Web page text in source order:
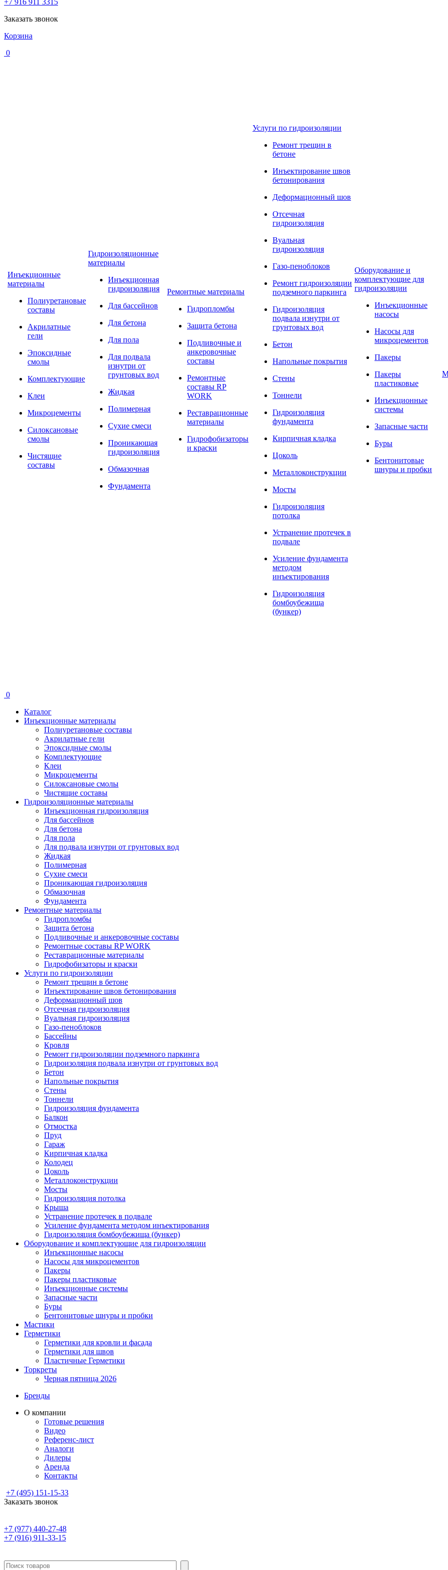
+7 916 911 3315
Заказать звонок
Корзина
0
Инъекционные
материалы
Полиуретановые
составы
Акрилатные
гели
Эпоксидные
смолы
Комплектующие
Клеи
Микроцементы
Силоксановые
смолы
Чистящие
составы
Гидроизоляционные
материалы
Инъекционная
гидроизоляция
Для бассейнов
Для бетона
Для пола
Для подвала
изнутри от
грунтовых вод
Жидкая
Полимерная
Сухие смеси
Проникающая
гидроизоляция
Обмазочная
Фундамента
Ремонтные материалы
Гидропломбы
Защита бетона
Подливочные и
анкеровочные
составы
Ремонтные
составы RP
WORK
Реставрационные
материалы
Гидрофобизаторы
и краски
Услуги по гидроизоляции
Ремонт трещин в
бетоне
Инъектирование швов
бетонирования
Деформационный шов
Отсечная
гидроизоляция
Вуальная
гидроизоляция
Газо-пеноблоков
Ремонт гидроизоляции
подземного паркинга
Гидроизоляция
подвала изнутри от
грунтовых вод
Бетон
Напольные покрытия
Стены
Тоннели
Гидроизоляция
фундамента
Кирпичная кладка
Цоколь
Металлоконструкции
Мосты
Гидроизоляция
потолка
Устранение протечек в
подвале
Усиление фундамента
методом
инъектирования
Гидроизоляция
бомбоубежища
(бункер)
Оборудование и
комплектующие для
гидроизоляции
Инъекционные
насосы
Насосы для
микроцементов
Пакеры
Пакеры
пластиковые
Инъекционные
системы
Запасные части
Буры
Бентонитовые
шнуры и пробки
0
Каталог
Инъекционные материалы
Полиуретановые составы
Акрилатные гели
Эпоксидные смолы
Комплектующие
Клеи
Микроцементы
Силоксановые смолы
Чистящие составы
Гидроизоляционные материалы
Инъекционная гидроизоляция
Для бассейнов
Для бетона
Для пола
Для подвала изнутри от грунтовых вод
Жидкая
Полимерная
Сухие смеси
Проникающая гидроизоляция
Обмазочная
Фундамента
Ремонтные материалы
Гидропломбы
Защита бетона
Подливочные и анкеровочные составы
Ремонтные составы RP WORK
Реставрационные материалы
Гидрофобизаторы и краски
Услуги по гидроизоляции
Ремонт трещин в бетоне
Инъектирование швов бетонирования
Деформационный шов
Отсечная гидроизоляция
Вуальная гидроизоляция
Газо-пеноблоков
Бассейны
Кровля
Ремонт гидроизоляции подземного паркинга
Гидроизоляция подвала изнутри от грунтовых вод
Бетон
Напольные покрытия
Стены
Тоннели
Гидроизоляция фундамента
Балкон
Отмостка
Пруд
Гараж
Кирпичная кладка
Колодец
Цоколь
Металлоконструкции
Мосты
Гидроизоляция потолка
Крыша
Устранение протечек в подвале
Усиление фундамента методом инъектирования
Гидроизоляция бомбоубежища (бункер)
Оборудование и комплектующие для гидроизоляции
Инъекционные насосы
Насосы для микроцементов
Пакеры
Пакеры пластиковые
Инъекционные системы
Запасные части
Буры
Бентонитовые шнуры и пробки
Мастики
Герметики
Герметики для кровли и фасада
Герметики для швов
Пластичные Герметики
Торкреты
Черная пятница 2026
Бренды
О компании
Готовые решения
Видео
Референс-лист
Аналоги
Дилеры
Аренда
Контакты
+7 (495) 151-15-33
Заказать звонок
+7 (977) 440-27-48
+7 (916) 911-33-15